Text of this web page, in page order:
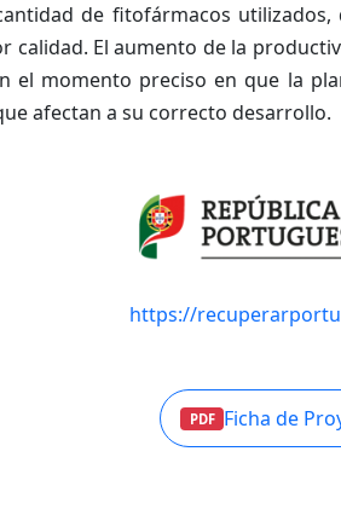
de fitofármacos
calidad. El aumento de la
el momento preciso en que la
afectan a su correcto desarrollo.
https://
PDF Ficha de